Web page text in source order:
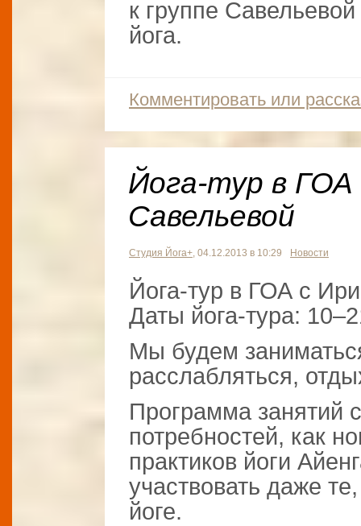
к группе
йога.
Комментировать или
Йога-тур в ГОА
Савельевой
Студия Йога+, 04.12.2013 в 10:29 Новости
Йога-тур в ГОА с
Даты йога-тура:
Мы будем
расслабляться,
Программа занятий
потребностей, как
практиков йоги
участвовать даже
йоге.